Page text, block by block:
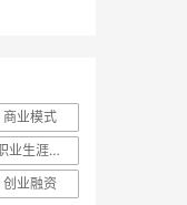
商业模式
职业生涯规划
创业融资